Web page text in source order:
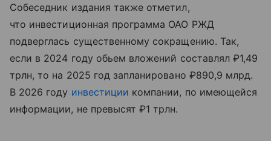
Собеседник издания также отметил,
что инвестиционная программа ОАО РЖД
подверглась существенному сокращению. Так,
если в 2024 году обьем вложений составлял ₽1,49
трлн, то на 2025 год запланировано ₽890,9 млрд.
В 2026 году инвестиции компании, по имеющейся
информации, не превысят ₽1 трлн.